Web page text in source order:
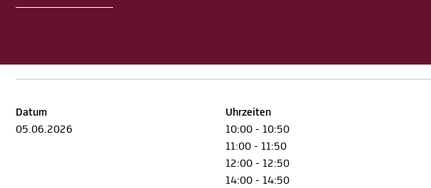
Datum
05.06.2026
Uhrzeiten
10:00 - 10:50
11:00 - 11:50
12:00 - 12:50
14:00 - 14:50